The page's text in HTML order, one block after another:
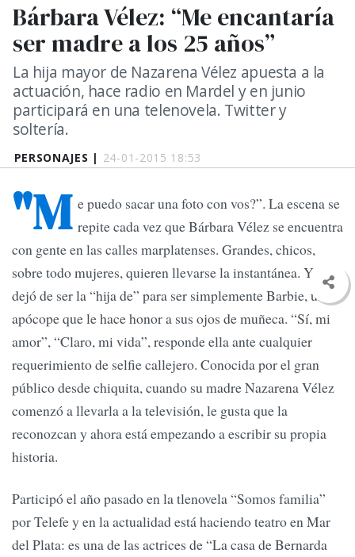
PERSONAJES | 24-01-2015 18:53
Bárbara Vélez: “Me encantaría
ser madre a los 25 años”
La hija mayor de Nazarena Vélez apuesta a la
actuación, hace radio en Mardel y en junio
participará en una telenovela. Twitter y
soltería.
"M e puedo sacar una foto con vos?”. La escena se
repite cada vez que Bárbara Vélez se encuentra
con gente en las calles marplatenses. Grandes, chicos,
sobre todo mujeres, quieren llevarse la instantánea. Ya
dejó de ser la “hija de” para ser simplemente Barbie, un
apócope que le hace honor a sus ojos de muñeca. “Sí, mi
amor”, “Claro, mi vida”, responde ella ante cualquier
requerimiento de selfie callejero. Conocida por el gran
público desde chiquita, cuando su madre Nazarena Vélez
comenzó a llevarla a la televisión, le gusta que la
reconozcan y ahora está empezando a escribir su propia
historia.
Participó el año pasado en la tlenovela “Somos familia”
por Telefe y en la actualidad está haciendo teatro en Mar
del Plata: es una de las actrices de “La casa de Bernarda